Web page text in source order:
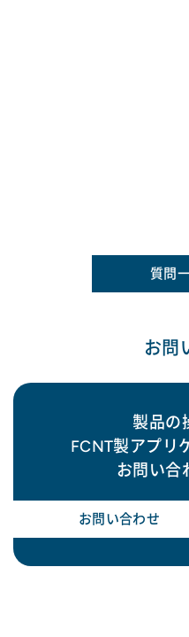
質問
お問
製品の
FCNT製アプリ
お問い合
お問い合わせ